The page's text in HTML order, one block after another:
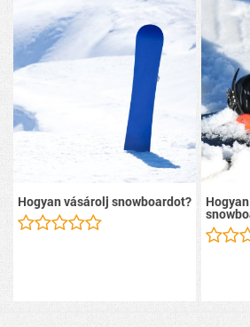
Hogyan vásárolj snowboardot?